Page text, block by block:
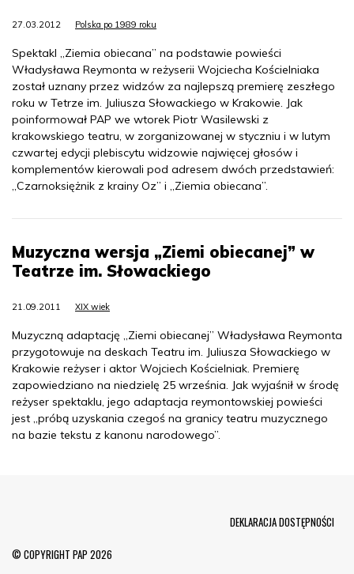
27.03.2012 Polska po 1989 roku
Spektakl „Ziemia obiecana” na podstawie powieści
Władysława Reymonta w reżyserii Wojciecha Kościelniaka
został uznany przez widzów za najlepszą premierę zeszłego
roku w Tetrze im. Juliusza Słowackiego w Krakowie. Jak
poinformował PAP we wtorek Piotr Wasilewski z
krakowskiego teatru, w zorganizowanej w styczniu i w lutym
czwartej edycji plebiscytu widzowie najwięcej głosów i
komplementów kierowali pod adresem dwóch przedstawień:
„Czarnoksiężnik z krainy Oz” i „Ziemia obiecana”.
Muzyczna wersja „Ziemi obiecanej” w
Teatrze im. Słowackiego
21.09.2011 XIX wiek
Muzyczną adaptację „Ziemi obiecanej” Władysława Reymonta
przygotowuje na deskach Teatru im. Juliusza Słowackiego w
Krakowie reżyser i aktor Wojciech Kościelniak. Premierę
zapowiedziano na niedzielę 25 września. Jak wyjaśnił w środę
reżyser spektaklu, jego adaptacja reymontowskiej powieści
jest „próbą uzyskania czegoś na granicy teatru muzycznego
na bazie tekstu z kanonu narodowego”.
© COPYRIGHT PAP 2026
DEKLARACJA DOSTĘPNOŚCI